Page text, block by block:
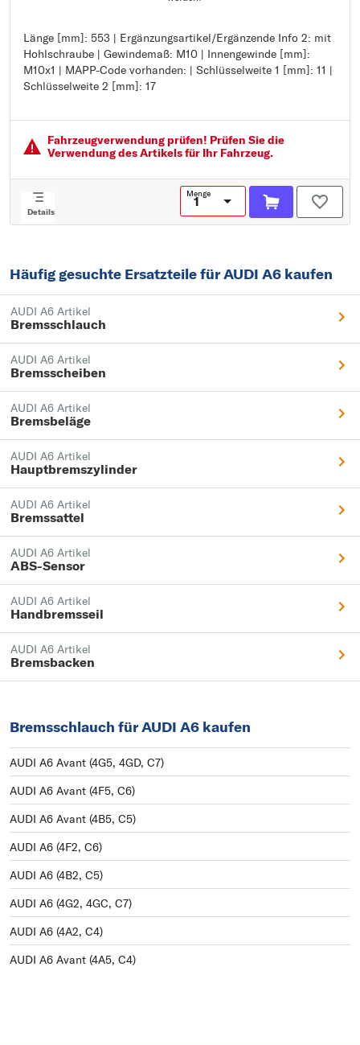
Länge [mm]: 553 | Ergänzungsartikel/Ergänzende Info 2: mit
Hohlschraube | Gewindemaß: M10 | Innengewinde [mm]:
M10x1 | MAPP-Code vorhanden: | Schlüsselweite 1 [mm]: 11 |
Schlüsselweite 2 [mm]: 17
Länge [mm]: 553
Ergänzungsartikel/Ergänzende Info 2: mit Hohlschraube
Gewindemaß: M10
Innengewinde [mm]: M10x1
Schlüsselweite 1 [mm]: 11
Schlüsselweite 2 [mm]: 17
Fahrzeugver­wendung prüfen! Prüfen Sie die
Verwendung des Artikels für Ihr Fahrzeug.
Details
Menge
Häufig gesuchte Ersatzteile für AUDI A6 kaufen
AUDI A6 Artikel
Bremsschlauch
AUDI A6 Artikel
Bremsscheiben
AUDI A6 Artikel
Bremsbeläge
AUDI A6 Artikel
Hauptbremszylinder
AUDI A6 Artikel
Bremssattel
AUDI A6 Artikel
ABS-Sensor
AUDI A6 Artikel
Handbremsseil
AUDI A6 Artikel
Bremsbacken
Bremsschlauch für AUDI A6 kaufen
AUDI A6 Avant (4G5, 4GD, C7)
AUDI A6 Avant (4F5, C6)
AUDI A6 Avant (4B5, C5)
AUDI A6 (4F2, C6)
AUDI A6 (4B2, C5)
AUDI A6 (4G2, 4GC, C7)
AUDI A6 (4A2, C4)
AUDI A6 Avant (4A5, C4)